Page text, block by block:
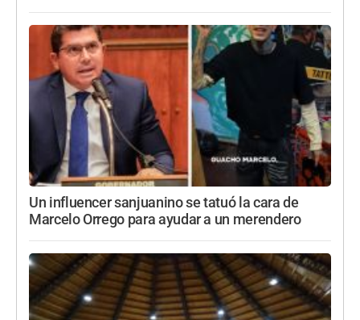
Un influencer sanjuanino se tatuó la cara de
Marcelo Orrego para ayudar a un merendero